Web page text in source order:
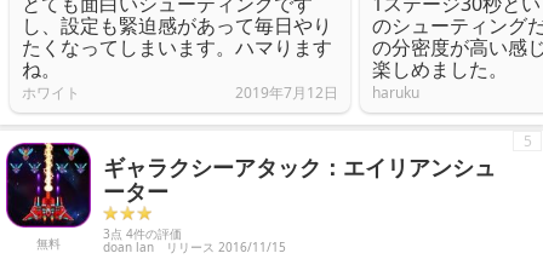
し、設定も緊迫感があって毎日やり
たくなってしまいます。ハマります
ね。
ホワイト 2019年7月12日
のシューティング
の分密度が高い感
楽しめました。
haruku
無料
ギャラクシーアタック：エイリアンシュ
ーター
3点 4件の評価
doan lan リリース 2016/11/15
5